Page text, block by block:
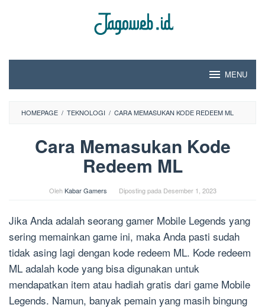
MENU
HOMEPAGE / TEKNOLOGI / CARA MEMASUKAN KODE REDEEM ML
Cara Memasukan Kode
Redeem ML
OlehKabar Gamers Diposting pada Desember 1, 2023
Jika Anda adalah seorang gamer Mobile Legends yang
sering memainkan game ini, maka Anda pasti sudah
tidak asing lagi dengan kode redeem ML. Kode redeem
ML adalah kode yang bisa digunakan untuk
mendapatkan item atau hadiah gratis dari game Mobile
Legends. Namun, banyak pemain yang masih bingung